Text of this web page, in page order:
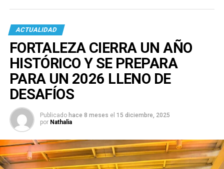
ACTUALIDAD
FORTALEZA CIERRA UN AÑO
HISTÓRICO Y SE PREPARA
PARA UN 2026 LLENO DE
DESAFÍOS
Publicado hace 8 meses el 15 diciembre, 2025
por Nathalia